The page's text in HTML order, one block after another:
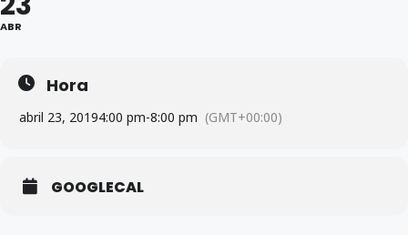
ABR
Hora
abril 23, 20194:00 pm-8:00 pm (GMT+00:00)
GOOGLECAL